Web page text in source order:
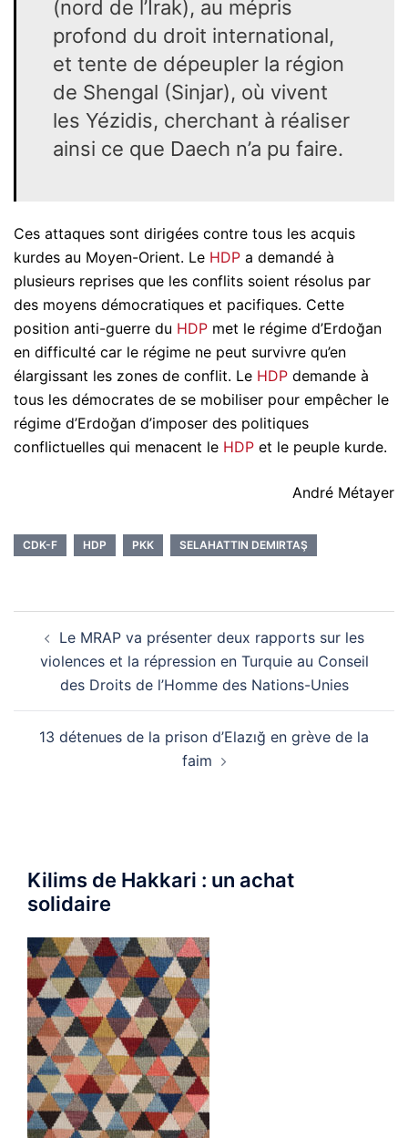
(nord de l’Irak), au mépris
profond du droit international,
et tente de dépeupler la région
de Shengal (Sinjar), où vivent
les Yézidis, cherchant à réaliser
ainsi ce que Daech n’a pu faire.
Ces attaques sont dirigées contre tous les acquis
kurdes au Moyen-Orient. Le HDP a demandé à
plusieurs reprises que les conflits soient résolus par
des moyens démocratiques et pacifiques. Cette
position anti-guerre du HDP met le régime d’Erdoğan
en difficulté car le régime ne peut survivre qu’en
élargissant les zones de conflit. Le HDP demande à
tous les démocrates de se mobiliser pour empêcher le
régime d’Erdoğan d’imposer des politiques
conflictuelles qui menacent le HDP et le peuple kurde.
André Métayer
CDK-F HDP PKK SELAHATTIN DEMIRTAŞ
d’articleLe MRAP va présenter deux rapports sur les
violences et la répression en Turquie au Conseil
des Droits de l’Homme des Nations-Unies
13 détenues de la prison d’Elazığ en grève de la
faim
Kilims de Hakkari : un achat
solidaire